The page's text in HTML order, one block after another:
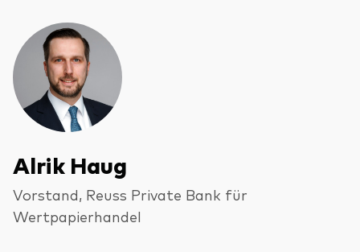
Ressourcen
Marktvolatilität
Research
Alrik Haug
Vorstand, Reuss Private Bank für
Wertpapierhandel